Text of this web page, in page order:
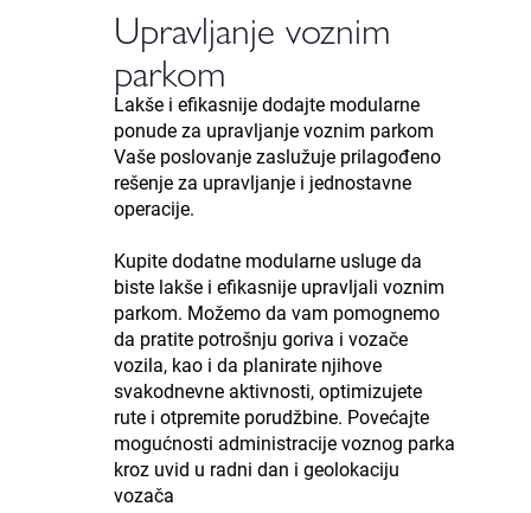
Upravljanje voznim
parkom
Lakše i efikasnije dodajte modularne
ponude za upravljanje voznim parkom
Vaše poslovanje zaslužuje prilagođeno
rešenje za upravljanje i jednostavne
operacije.
Kupite dodatne modularne usluge da
biste lakše i efikasnije upravljali voznim
parkom. Možemo da vam pomognemo
da pratite potrošnju goriva i vozače
vozila, kao i da planirate njihove
svakodnevne aktivnosti, optimizujete
rute i otpremite porudžbine. Povećajte
mogućnosti administracije voznog parka
kroz uvid u radni dan i geolokaciju
vozača